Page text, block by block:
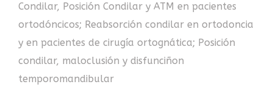
Condilar, Posición Condilar y ATM en pacientes
ortodóncicos; Reabsorción condilar en ortodoncia
y en pacientes de cirugía ortognática; Posición
condilar, maloclusión y disfunciñon
temporomandibular